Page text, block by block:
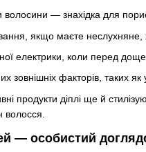
волосини — знахідка для
якщо маєте неслухняне,
електрики, коли перед
зовнішніх факторів, таких
продукти діплі ще й
волосся.
— особистий